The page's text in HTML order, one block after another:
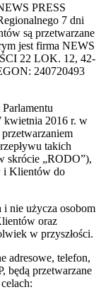
PRESS
7 dni
są przetwarzane
jest firma NEWS
22 LOK. 12, 42-
240720493
kwietnia 2016 r. w
takich
skrócie „RODO”),
i Klientów do
i nie użycza osobom
oraz
w przyszłości.
adresowe, telefon,
będą przetwarzane